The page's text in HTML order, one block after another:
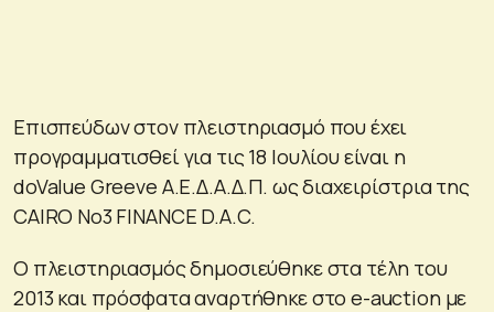
Επισπεύδων στον πλειστηριασμό που έχει
προγραμματισθεί για τις 18 Ιουλίου είναι η
doValue Greeve A.E.Δ.Α.Δ.Π. ως διαχειρίστρια της
CAIRO No3 FINANCE D.A.C.
Ο πλειστηριασμός δημοσιεύθηκε στα τέλη του
2013 και πρόσφατα αναρτήθηκε στο e-auction με